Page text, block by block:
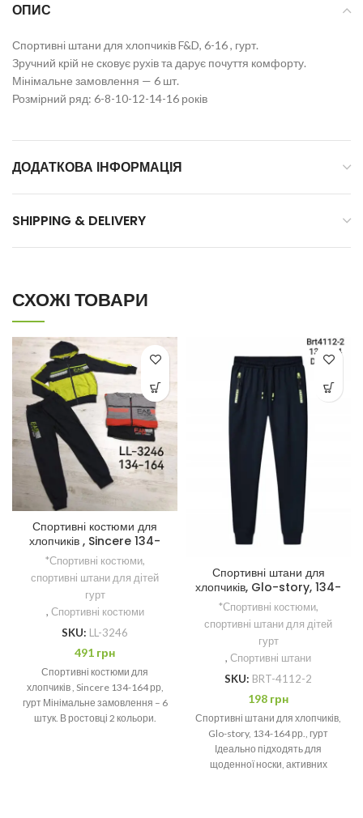
ОПИС
Спортивні штани для хлопчиків F&D, 6-16 , гурт.
Зручний крій не сковує рухів та дарує почуття комфорту.
Мінімальне замовлення — 6 шт.
Розмірний ряд: 6-8-10-12-14-16 років
ДОДАТКОВА ІНФОРМАЦІЯ
SHIPPING & DELIVERY
СХОЖІ ТОВАРИ
Спортивні костюми для
хлопчиків , Sincere 134-
164 рр
*Спортивні костюми,
спортивні штани для дітей
гурт
, Спортивні костюми
SKU: LL-3246
491 грн
Спортивні костюми для
хлопчиків , Sincere 134-164 рр,
гурт Мінімальне замовлення – 6
штук. В ростовці 2 кольори.
Спортивні штани для
хлопчиків, Glo-story, 134-
164 рр.
*Спортивні костюми,
спортивні штани для дітей
гурт
, Спортивні штани
SKU: BRT-4112-2
198 грн
Спортивні штани для хлопчиків,
Glo-story, 134-164 рр., гурт
Ідеально підходять для
щоденної носки, активних